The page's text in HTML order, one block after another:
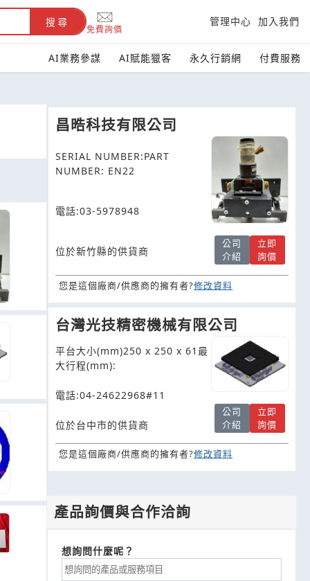
搜尋
免費詢價
管理中心 加入我們
AI業務參謀 AI賦能獵客 永久行銷網 付費服務
昌晧科技有限公司
SERIAL NUMBER:PART
NUMBER: EN22
電話:03-5978948
位於新竹縣的供貨商
公司
介紹
立即
詢價
您是這個廠商/供應商的擁有者?修改資料
台灣光技精密機械有限公司
平台大小(mm)250 x 250 x 61最
大行程(mm):
電話:04-24622968#11
位於台中市的供貨商
公司
介紹
立即
詢價
您是這個廠商/供應商的擁有者?修改資料
產品詢價與合作洽詢
想詢問什麼呢？